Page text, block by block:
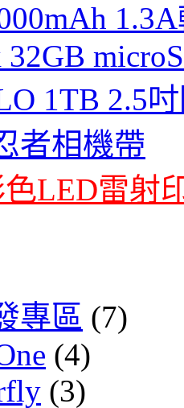
32GB
1TB 2.5
者相機帶
色LED雷射
專區 (7)
(4)
(3)